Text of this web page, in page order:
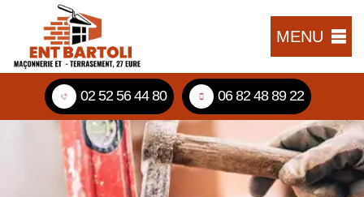
MENU
02 52 56 44 80 06 82 48 89 22